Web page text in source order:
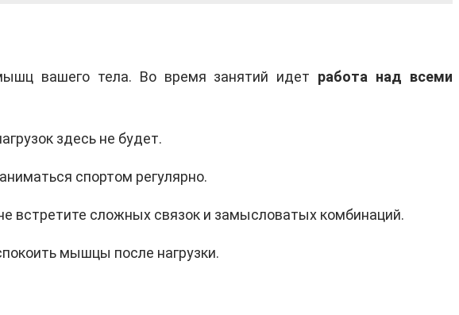
вашего тела. Во время занятий идет работа над всеми
здесь не будет.
спортом регулярно.
встретите сложных связок и замысловатых комбинаций.
мышцы после нагрузки.